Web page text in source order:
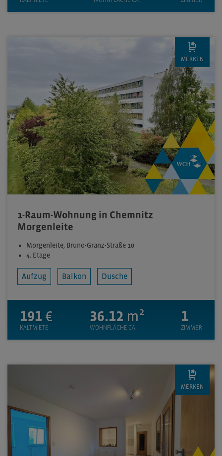
1-Raum-Wohnung in Chemnitz
Morgenleite
Morgenleite, Bruno-Granz-Straße 10
4. Etage
Aufzug Balkon Dusche
191 €
KALTMIETE
36.12 m²
WOHNFLÄCHE CA.
1
ZIMMER
MERKEN
MERKEN